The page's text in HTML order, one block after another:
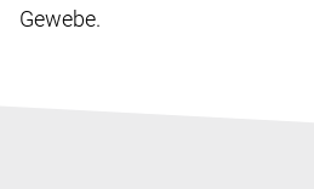
Gewebe.